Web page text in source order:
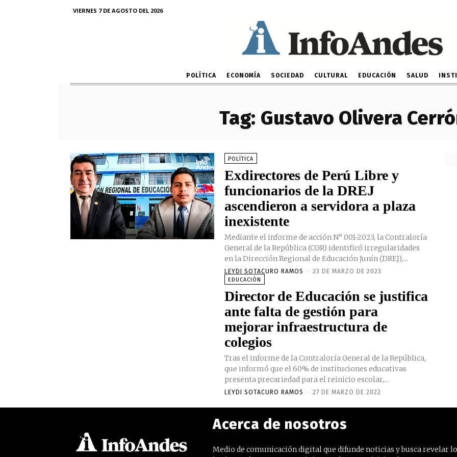
VIERNES 7 DE AGOSTO DEL 2026
POLÍTICA ECONOMÍA SOCIEDAD CULTURAL EDUCACIÓN SALUD
Tag: Gustavo Olivera
POLÍTICA
Exdirectores de Perú Libre y
funcionarios de la DREJ
ascendieron a servidora a plaza
inexistente
Mediante el informe de acción N° 001-2023, la Contraloría
General de la República (CGR) identificó irregularidades
en la Dirección Regional de Educación Junín (DREJ),...
LEYDI SOTACURO RAMOS - 23 DE MARZO DE 2023
EDUCACIÓN
Director de Educación se justifica
ante falta de gestión para
mejorar infraestructura de
colegios
Tras el informe de la Contraloría General de la República,
que informó que el 60% de instituciones educativas
presenta precariedad para el reinicio escolar,...
LEYDI SOTACURO RAMOS - 27 DE MARZO DE 2022
Acerca de nosotros
Medio de comunicación digital que difunde noticias y busca revelar